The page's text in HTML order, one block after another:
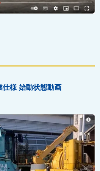
仕様 始動状態動画